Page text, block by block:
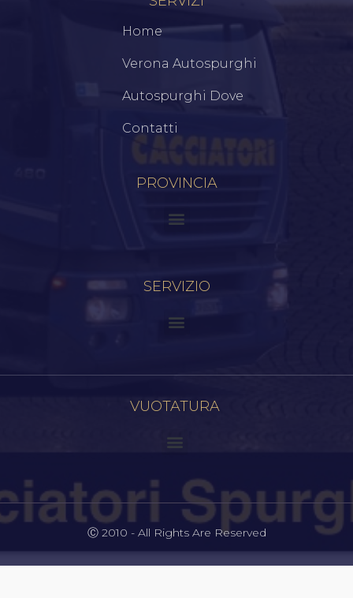
Home
Verona Autospurghi
Autospurghi Dove
Contatti
PROVINCIA
SERVIZIO
VUOTATURA
Ⓒ 2010 - All Rights Are Reserved